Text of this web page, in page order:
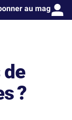
au mag
?